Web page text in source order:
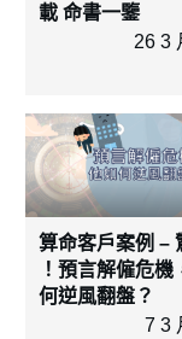
載 命書一鑒
26 3
算命客戶案例 –
！預言解僱危機
何逆風翻盤？
7 3